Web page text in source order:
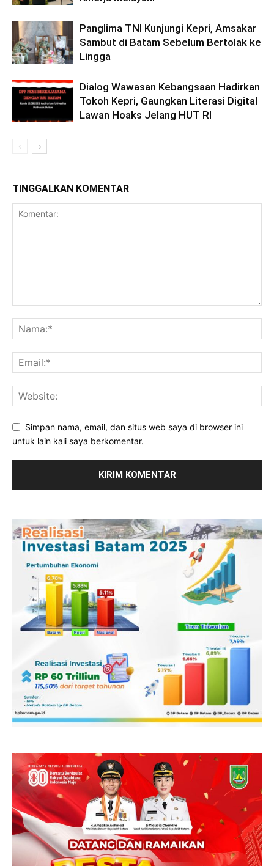
Panglima TNI Kunjungi Kepri, Amsakar
Sambut di Batam Sebelum Bertolak ke
Lingga
Dialog Wawasan Kebangsaan Hadirkan
Tokoh Kepri, Gaungkan Literasi Digital
Lawan Hoaks Jelang HUT RI
TINGGALKAN KOMENTAR
Simpan nama, email, dan situs web saya di browser ini
untuk lain kali saya berkomentar.